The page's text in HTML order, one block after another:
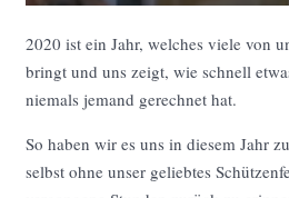
2020 ist ein Jahr, welches viele von
bringt und uns zeigt, wie schnell
niemals jemand gerechnet hat.
So haben wir es uns in diesem Jahr
selbst ohne unser geliebtes